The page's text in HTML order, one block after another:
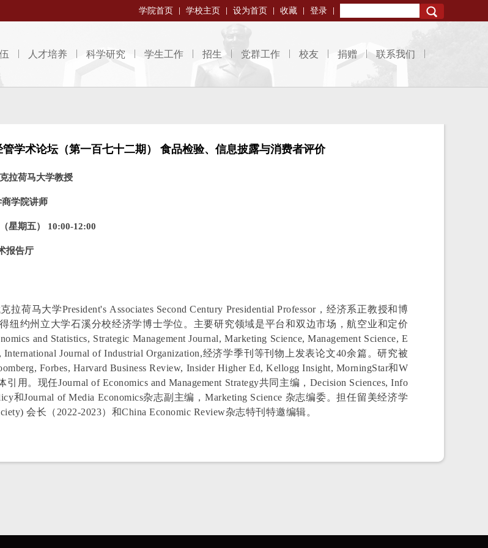
学院首页 学校主页 设为首页 收藏 登录
人才培养 科学研究 学生工作 招生 党群工作 校友 捐赠 联系我们
管学术论坛（第一百七十二期） 食品检验、信息披露与消费者评价
拉荷马大学教授
学院讲师
星期五） 10:00-12:00
报告厅
荷马大学President's Associates Second Century Presidential Professor，经济系正教授和博
纽约州立大学石溪分校经济学博士学位。主要研究领域是平台和双边市场，航空业和定价
and Statistics, Strategic Management Journal, Marketing Science, Management Science, E
International Journal of Industrial Organization,经济学季刊等刊物上发表论文40余篇。研究被
Forbes, Harvard Business Review, Insider Higher Ed, Kellogg Insight, MorningStar和W
引用。现任Journal of Economics and Management Strategy共同主编，Decision Sciences, Info
和Journal of Media Economics杂志副主编，Marketing Science 杂志编委。担任留美经济学
会长（2022-2023）和China Economic Review杂志特刊特邀编辑。